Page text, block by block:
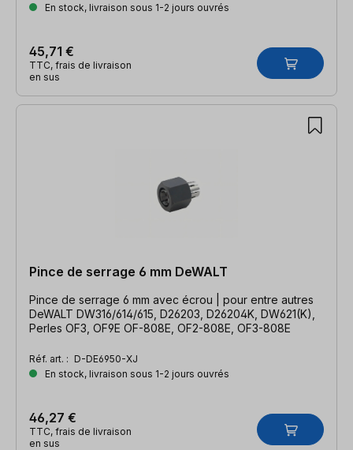
En stock, livraison sous 1-2 jours ouvrés
45,71 €
TTC, frais de livraison
en sus
Pince de serrage 6 mm DeWALT
Pince de serrage 6 mm avec écrou | pour entre autres
DeWALT DW316/614/615, D26203, D26204K, DW621(K),
Perles OF3, OF9E OF-808E, OF2-808E, OF3-808E
Réf. art. : D-DE6950-XJ
En stock, livraison sous 1-2 jours ouvrés
46,27 €
TTC, frais de livraison
en sus